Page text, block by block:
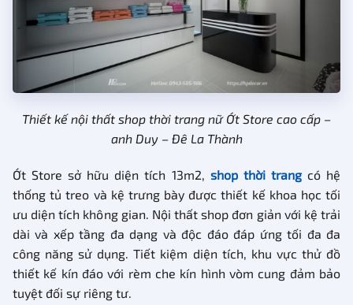
Thiết kế nội thất shop thời trang nữ Ớt Store cao cấp –
anh Duy – Đê La Thành
Ớt Store sở hữu diện tích 13m2, shop thời trangcó hệ
thống tủ treo và kệ trưng bày được thiết kế khoa học tối
ưu diện tích không gian. Nội thất shop đơn giản với kệ trải
dài và xếp tầng đa dạng và độc đáo đáp ứng tối đa đa
công năng sử dụng. Tiết kiệm diện tích, khu vực thử đồ
thiết kế kín đáo với rèm che kín hình vòm cung đảm bảo
tuyệt đối sự riêng tư.